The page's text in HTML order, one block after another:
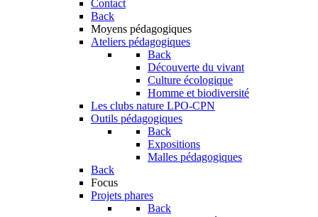
Contact
Back
Moyens pédagogiques
Ateliers pédagogiques
Back
Découverte du vivant
Culture écologique
Homme et biodiversité
Les clubs nature LPO-CPN
Outils pédagogiques
Back
Expositions
Malles pédagogiques
Back
Focus
Projets phares
Back